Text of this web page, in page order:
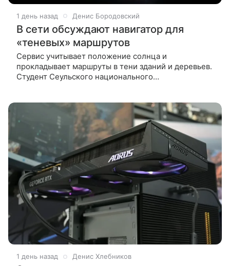
1 день назад Денис Бородовский
В сети обсуждают навигатор для
«теневых» маршрутов
Сервис учитывает положение солнца и
прокладывает маршруты в тени зданий и деревьев.
Студент Сеульского национального
1 день назад Денис Хлебников